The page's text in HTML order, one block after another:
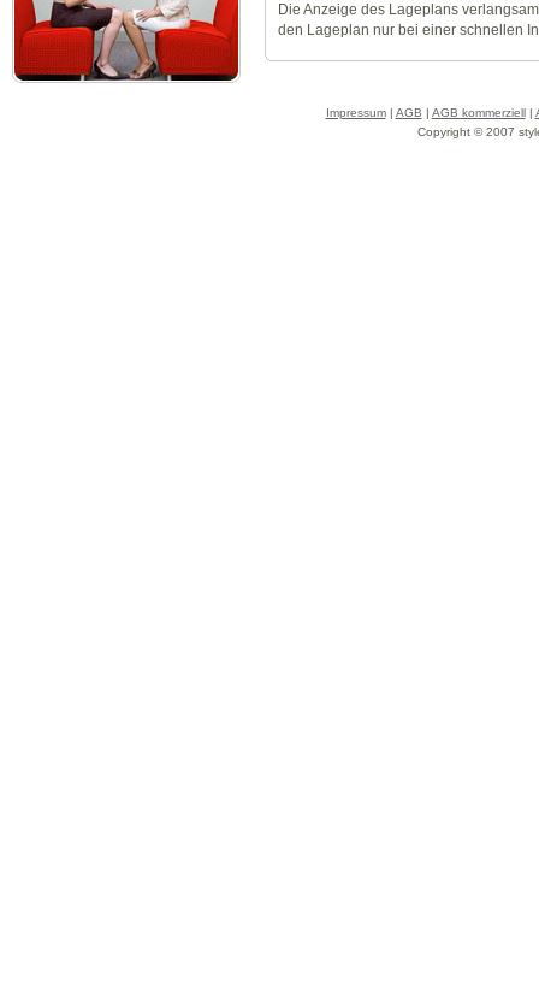
Die Anzeige des Lageplans
den Lageplan nur bei einer schnellen
Impressum| AGB | AGB kommerziell|
Copyright © 2007